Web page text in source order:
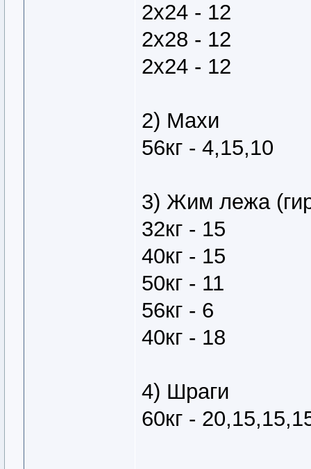
2х24 - 12
2х28 - 12
2х24 - 12
2) Махи
56кг - 4,15,10
3) Жим лежа
32кг - 15
40кг - 15
50кг - 11
56кг - 6
40кг - 18
4) Шраги
60кг -